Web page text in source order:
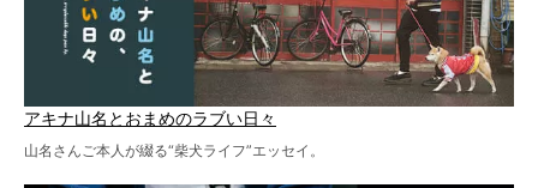
アキナ山名とおまめのラブい日々
山名さんご本人が綴る“柴犬ライフ”エッセイ。